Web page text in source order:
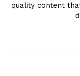
quality content